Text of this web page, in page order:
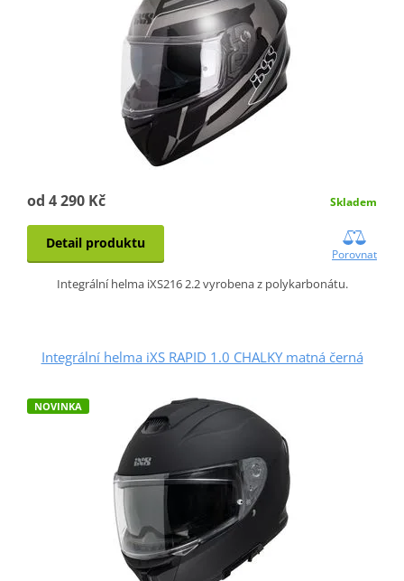
od 4 290 Kč Skladem
Detail produktu
Porovnat
Integrální helma iXS216 2.2 vyrobena z polykarbonátu.
Integrální helma iXS RAPID 1.0 CHALKY matná černá
NOVINKA